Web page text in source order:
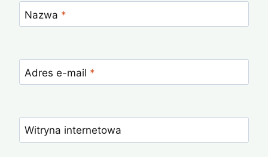
Nazwa *
Adres e-mail *
Witryna internetowa